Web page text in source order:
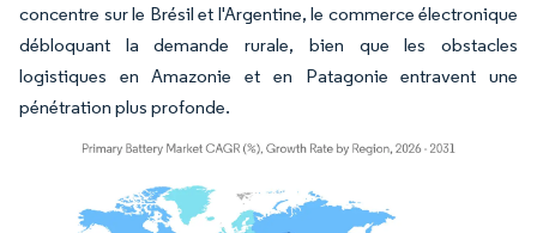
concentre sur le Brésil et l'Argentine, le commerce électronique
débloquant la demande rurale, bien que les obstacles
logistiques en Amazonie et en Patagonie entravent une
pénétration plus profonde.